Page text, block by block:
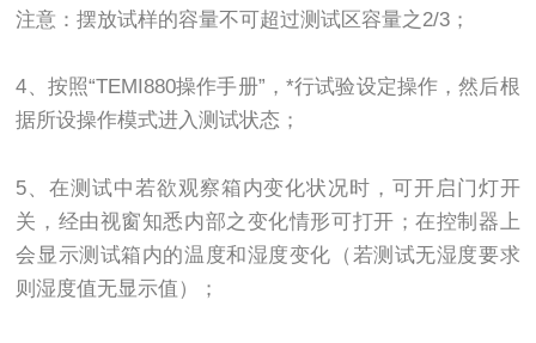
注意：摆放试样的容量不可超过测试区容量之2/3；
4、按照“TEMI880操作手册”，*行试验设定操作，然后根
据所设操作模式进入测试状态；
5、在测试中若欲观察箱内变化状况时，可开启门灯开
关，经由视窗知悉内部之变化情形可打开；在控制器上
会显示测试箱内的温度和湿度变化（若测试无湿度要求
则湿度值无显示值）；